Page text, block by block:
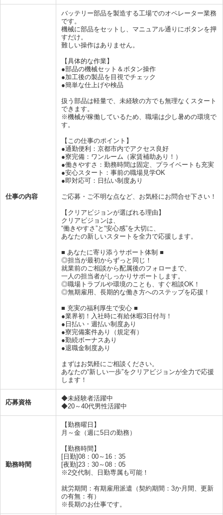
仕事の内容
バッテリー部品を製造する工場でのオペレーター業務
です。
機械に部品をセットし、マニュアル通りにボタンを押
すだけ。
難しい操作はありません。
【具体的な作業】
●部品の機械セット＆ボタン操作
●加工後の製品を目視でチェック
●簡単な仕上げや検品
扱う部品は軽量で、未経験の方でも無理なくスタート
できます。
※機械が稼働しているため、職場は少し暑めの環境で
す。
【この仕事のポイント】
●通勤便利：京都市内でアクセス良好
●寮完備：ワンルーム（家賃補助あり！）
●働きやすさ：勤務時間は固定、プライベートも充実
●安心スタート：事前の職場見学OK
●即対応可：日払い制度あり
ご応募・ご不明な点など、お気軽にお問合せ下さい！
【クリアビジョンが選ばれる理由】
クリアビジョンは、
“働きやすさ”と“安心感”を大切に、
あなたの新しいスタートを全力で応援します。
■ あなたに寄り添うサポート体制 ■
◎担当が最初からずっと同じ！
就業前のご相談から配属後のフォローまで、
一人の担当者がしっかりサポートします。
◎職場トラブルや環境のことも、すぐ相談OK！
◎無期雇用、長期的な働き方へのステップを応援！
■ 充実の福利厚生で安心 ■
●業界初！入社時に有給休暇3日付与！
●日払い・週払い制度あり
●寮完備案件あり（規定有）
●勤続ボーナスあり
●退職金制度あり
まずはお気軽にご相談ください。
あなたの“新しい一歩”をクリアビジョンが全力で応援
します！
応募資格
◆未経験者活躍中
◆20～40代男性活躍中
勤務時間
【勤務曜日】
月～金（週に5日の勤務）
【勤務時間】
[日勤]08：00～16：35
[夜勤]23：30～08：05
※2交代制、日勤専属も可能！
就労期間：有期雇用派遣（契約期間：3か月間、更新
の有無：有）
※長期のお仕事です。